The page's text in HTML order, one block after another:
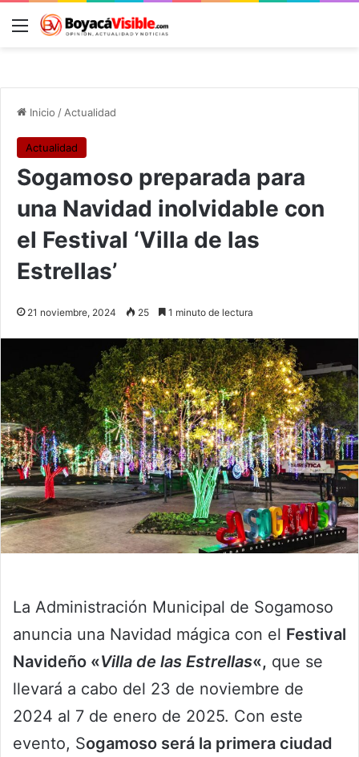
Menú
Inicio / Actualidad
Actualidad
Sogamoso preparada para
una Navidad inolvidable con
el Festival ‘Villa de las
Estrellas’
21 noviembre, 2024 25 1 minuto de lectura
La Administración Municipal de Sogamoso
anuncia una Navidad mágica con el Festival
Navideño «Villa de las Estrellas«, que se
llevará a cabo del 23 de noviembre de
2024 al 7 de enero de 2025. Con este
evento, Sogamoso será la primera ciudad